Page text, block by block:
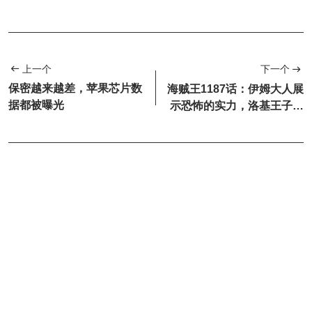
上一个
保密越来越差，苹果芯片数
据都被曝光
下一个
海贼王1187话：伊姆大人展
示恐怖的实力，洛基王子和